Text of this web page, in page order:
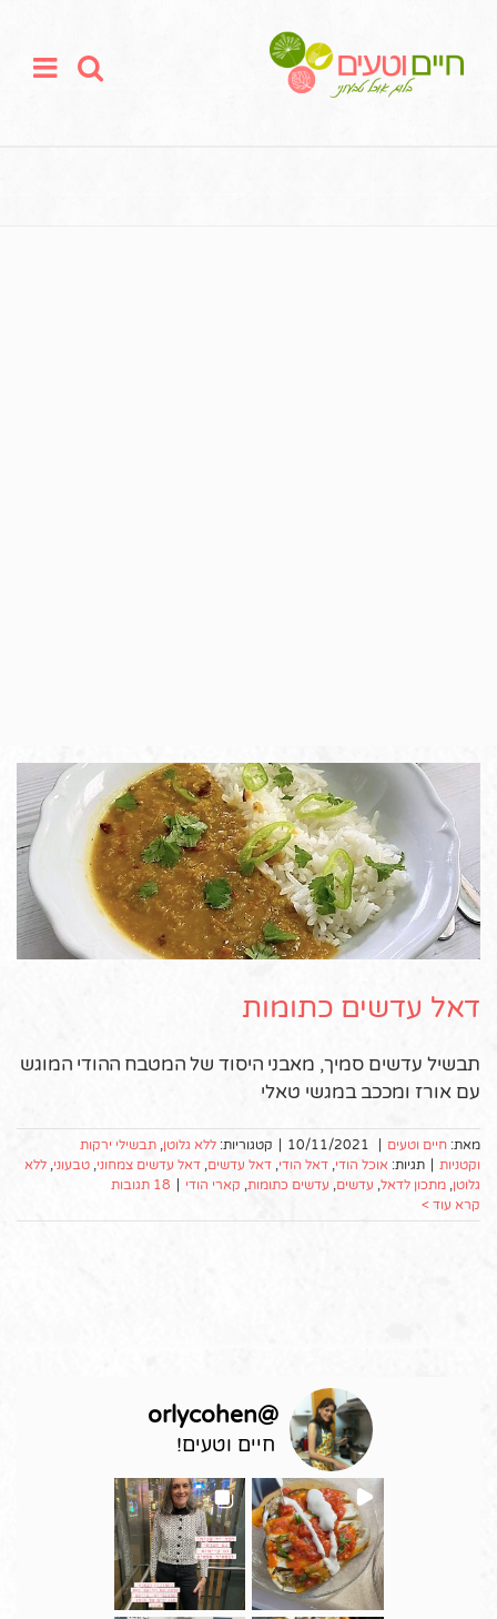
דאל עדשים כתומות
תבשיל עדשים סמיך, מאבני היסוד של המטבח ההודי המוגש
עם אורז ומככב במגשי טאלי
מאת: חיים וטעים 10/11/2021 קטגוריות: ללא גלוטן, תבשילי ירקות
וקטניות
תגיות: אוכל הודי, דאל הודי, דאל עדשים, דאל עדשים צמחוני, טבעוני, ללא
גלוטן, מתכון לדאל, עדשים, עדשים כתומות, קארי הודי
18 תגובות
קרא עוד >
@
orlycohen
חיים וטעים!